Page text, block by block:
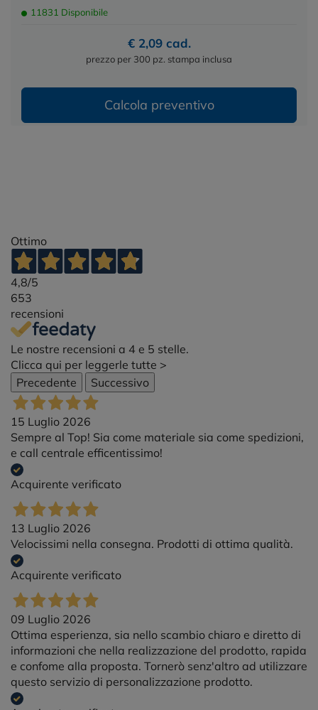
11831 Disponibile
€ 2,09 cad.
prezzo per 300 pz. stampa inclusa
Calcola preventivo
Ottimo
4,8/5
653
recensioni
Le nostre recensioni a 4 e 5 stelle.
Clicca qui per leggerle tutte >
Precedente
Successivo
15 Luglio 2026
Sempre al Top! Sia come materiale sia come spedizioni,
e call centrale efficentissimo!
Acquirente verificato
13 Luglio 2026
Velocissimi nella consegna. Prodotti di ottima qualità.
Acquirente verificato
09 Luglio 2026
Ottima esperienza, sia nello scambio chiaro e diretto di
informazioni che nella realizzazione del prodotto, rapida
e confome alla proposta. Tornerò senz'altro ad utilizzare
questo servizio di personalizzazione prodotto.